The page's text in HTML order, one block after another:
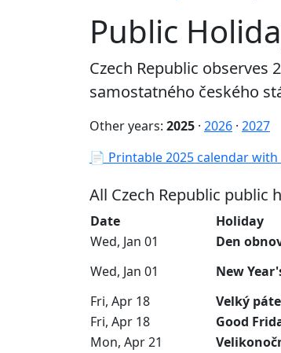
Public
Czech Republic observes
samostatného českého
Other years: 2025 · 2026 · 2027
📄 Printable 2025 calendar with
All Czech Republic public
Date Holiday
Wed, Jan 01
Den
Wed, Jan 01 New
Fri, Apr 18 Velký
Fri, Apr 18 Good
Mon, Apr 21